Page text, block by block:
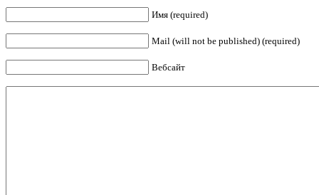
Имя (required)
Mail (will not be published) (required)
Вебсайт